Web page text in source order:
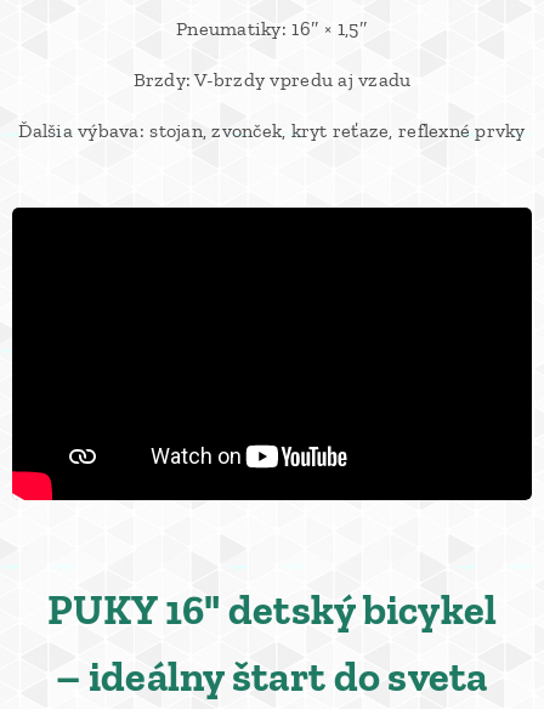
Pneumatiky: 16″ × 1,5″
Brzdy: V-brzdy vpredu aj vzadu
Ďalšia výbava: stojan, zvonček, kryt reťaze, reflexné prvky
PUKY 16" detský bicykel
– ideálny štart do sveta